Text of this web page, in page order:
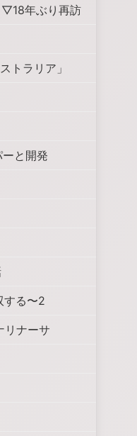
年ぶり再訪
トラリア」
と開発
る〜2
ナーサ